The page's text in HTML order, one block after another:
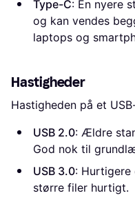
Type-C: En nyere
og kan vendes
laptops og
Hastigheder
Hastigheden på et
USB 2.0: Ældre
God nok til
USB 3.0:
større filer hurtigt.